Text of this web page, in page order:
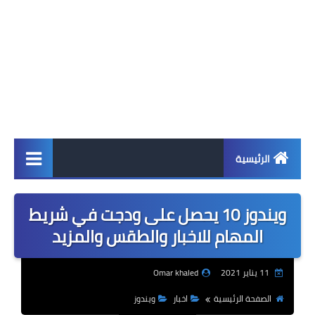
الرئيسية
اخبار
ابل
اندرويد
ويندوز 10 يحصل على ودجت في شريط
المهام للاخبار والطقس والمزيد
Omar khaled
الصفحة الرئيسية
اخبار
ويندوز